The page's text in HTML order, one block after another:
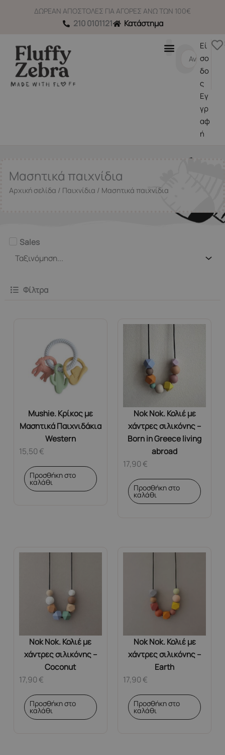
ΔΩΡΕΑΝ ΑΠΟΣΤΟΛΕΣ ΓΙΑ ΑΓΟΡΕΣ ΑΝΩ ΤΩΝ 100€
210 0101121 Κατάστημα
Search
Εί
σο
δο
ς
Εγ
γρ
αφ
ή
Μασητικά παιχνίδια
Αρχική σελίδα / Παιχνίδια / Μασητικά παιχνίδια
Sales
Φίλτρα
Mushie. Κρίκος με
Μασητικά Παιχνιδάκια
Western
15,50€
Προσθήκη στο
καλάθι
Nok Nok. Κολιέ με
χάντρες σιλικόνης –
Born in Greece living
abroad
17,90€
Προσθήκη στο
καλάθι
Nok Nok. Κολιέ με
χάντρες σιλικόνης –
Coconut
17,90€
Προσθήκη στο
καλάθι
Nok Nok. Κολιέ με
χάντρες σιλικόνης –
Earth
17,90€
Προσθήκη στο
καλάθι